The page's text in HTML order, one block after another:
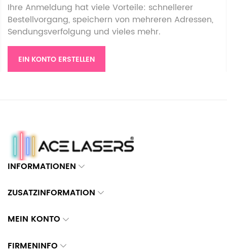
Ihre Anmeldung hat viele Vorteile: schnellerer
Bestellvorgang, speichern von mehreren Adressen,
Sendungsverfolgung und vieles mehr.
EIN KONTO ERSTELLEN
INFORMATIONEN
ZUSATZINFORMATION
MEIN KONTO
FIRMENINFO